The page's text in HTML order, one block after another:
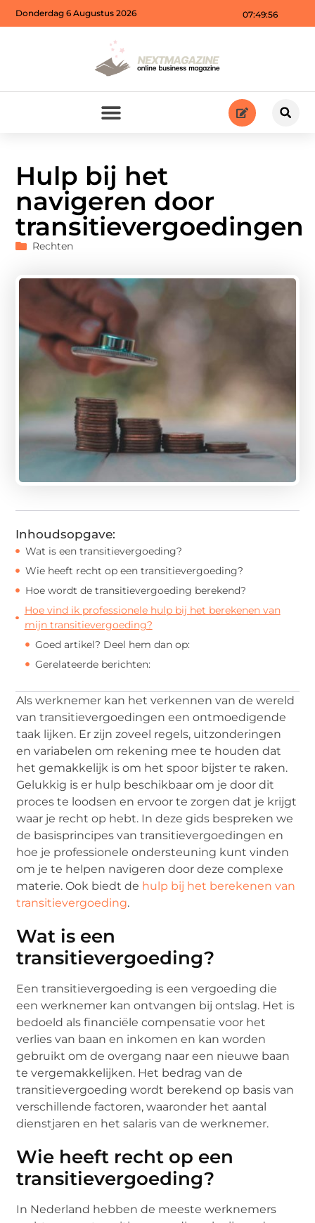
07:49:56
Donderdag 6 Augustus 2026
Hulp bij het
navigeren door
transitievergoedingen
Rechten
Inhoudsopgave:
Wat is een transitievergoeding?
Wie heeft recht op een transitievergoeding?
Hoe wordt de transitievergoeding berekend?
Hoe vind ik professionele hulp bij het berekenen van
mijn transitievergoeding?
Goed artikel? Deel hem dan op:
Gerelateerde berichten:
Als werknemer kan het verkennen van de wereld
van transitievergoedingen een ontmoedigende
taak lijken. Er zijn zoveel regels, uitzonderingen
en variabelen om rekening mee te houden dat
het gemakkelijk is om het spoor bijster te raken.
Gelukkig is er hulp beschikbaar om je door dit
proces te loodsen en ervoor te zorgen dat je krijgt
waar je recht op hebt. In deze gids bespreken we
de basisprincipes van transitievergoedingen en
hoe je professionele ondersteuning kunt vinden
om je te helpen navigeren door deze complexe
materie. Ook biedt de hulp bij het berekenen van
transitievergoeding.
Wat is een
transitievergoeding?
Een transitievergoeding is een vergoeding die
een werknemer kan ontvangen bij ontslag. Het is
bedoeld als financiële compensatie voor het
verlies van baan en inkomen en kan worden
gebruikt om de overgang naar een nieuwe baan
te vergemakkelijken. Het bedrag van de
transitievergoeding wordt berekend op basis van
verschillende factoren, waaronder het aantal
dienstjaren en het salaris van de werknemer.
Wie heeft recht op een
transitievergoeding?
In Nederland hebben de meeste werknemers